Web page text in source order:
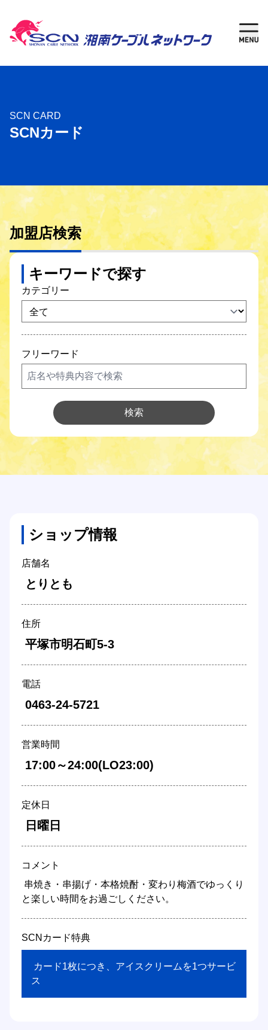
新規加入
ご検討中の方
ご利用中の方
ケーブルテレビ
インターネット
固定電話
SCNガス
SCNでんき
SCNについて
Q&A
SCN CARD
SCNカード
加盟店検索
キーワードで探す
カテゴリー
フリーワード
検索
ショップ情報
店舗名
とりとも
住所
平塚市明石町5-3
電話
0463-24-5721
営業時間
17:00～24:00(LO23:00)
定休日
日曜日
コメント
と楽しい時間をお過ごしください。
SCNカード特典
ス